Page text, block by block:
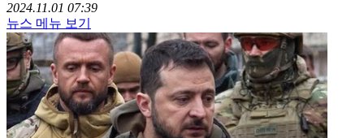
2024.11.01 07:39
뉴스 메뉴 보기